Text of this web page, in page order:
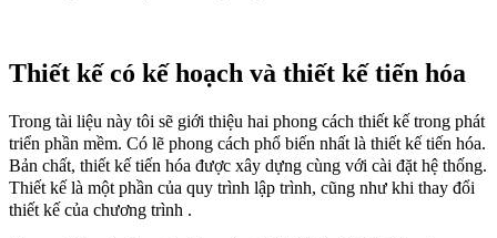
Thiết kế có kế hoạch và thiết kế tiến hóa
Trong tài liệu này tôi sẽ giới thiệu hai phong cách thiết kế trong phát
triển phần mềm. Có lẽ phong cách phổ biến nhất là thiết kế tiến hóa.
Bản chất, thiết kế tiến hóa được xây dựng cùng với cài đặt hệ thống.
Thiết kế là một phần của quy trình lập trình, cũng như khi thay đổi
thiết kế của chương trình .